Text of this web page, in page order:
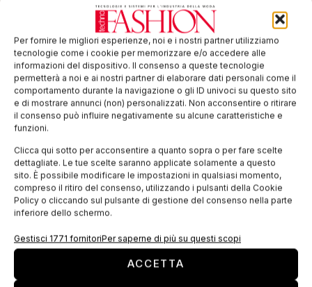
Per fornire le migliori esperienze, noi e i nostri partner utilizziamo
tecnologie come i cookie per memorizzare e/o accedere alle
informazioni del dispositivo. Il consenso a queste tecnologie
permetterà a noi e ai nostri partner di elaborare dati personali come il
comportamento durante la navigazione o gli ID univoci su questo sito
e di mostrare annunci (non) personalizzati. Non acconsentire o ritirare
il consenso può influire negativamente su alcune caratteristiche e
funzioni.
Clicca qui sotto per acconsentire a quanto sopra o per fare scelte
dettagliate. Le tue scelte saranno applicate solamente a questo
sito. È possibile modificare le impostazioni in qualsiasi momento,
compreso il ritiro del consenso, utilizzando i pulsanti della Cookie
Policy o cliccando sul pulsante di gestione del consenso nella parte
inferiore dello schermo.
Gestisci 1771 fornitoriPer saperne di più su questi scopi
ACCETTA
ISCRIVITI ALLA NEWSLETTER
TI POTREBBERO INTERESSARE